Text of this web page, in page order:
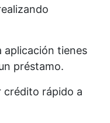
aplicación tienes
préstamo.
crédito rápido a